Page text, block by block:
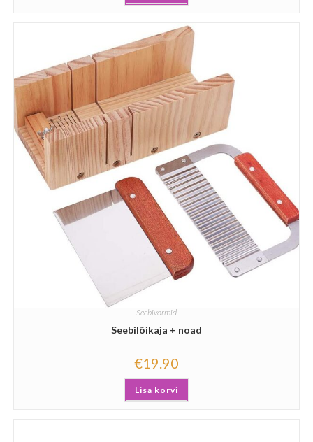
Seebivormid
Seebilõikaja + noad
€19.90
Lisa korvi